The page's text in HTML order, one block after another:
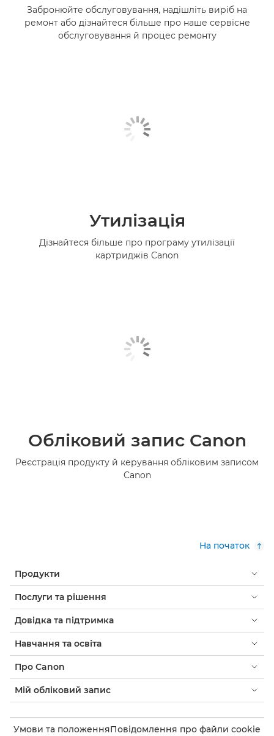
Забронюйте обслуговування, надішліть виріб на
ремонт або дізнайтеся більше про наше сервісне
обслуговування й процес ремонту
Утилізація
Дізнайтеся більше про програму утилізації
картриджів Canon
Обліковий запис Canon
Реєстрація продукту й керування обліковим записом
Canon
На початок
Продукти
Послуги та рішення
Довідка та підтримка
Навчання та освіта
Про Canon
Мій обліковий запис
Умови та положенняПовідомлення про файли cookie